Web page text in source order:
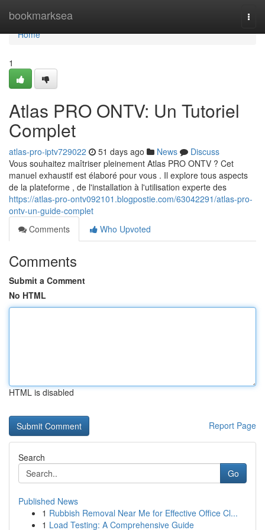
bookmarksea
Home
Home
1
Atlas PRO ONTV: Un Tutoriel
Complet
atlas-pro-iptv729022 51 days ago News
Discuss
Vous souhaitez maîtriser pleinement Atlas PRO ONTV ? Cet
manuel exhaustif est élaboré pour vous . Il explore tous aspects
de la plateforme , de l'installation à l'utilisation experte des
https://atlas-pro-ontv092101.blogpostie.com/63042291/atlas-pro-
ontv-un-guide-complet
Comments
Who Upvoted
Comments
Submit a Comment
No HTML
HTML is disabled
Report Page
Search
Go
Published News
1 Rubbish Removal Near Me for Effective Office Cl...
1 Load Testing: A Comprehensive Guide